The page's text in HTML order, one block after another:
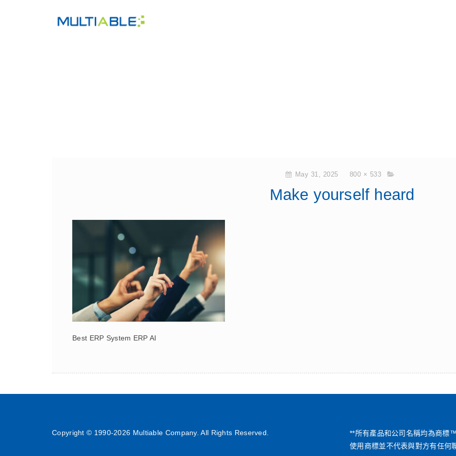
May 31, 2025 800 × 533
Make yourself heard
Best ERP System ERP AI
Copyright © 1990-2026 Multiable Company. All Rights Reserved.
**所有產品和公司名稱均為商標
使用商標並不代表與對方有任何